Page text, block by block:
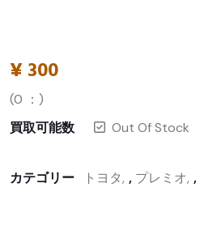
¥ 300
(0 ：)
買取可能数
Out Of Stock
カテゴリー トヨタ , プレミオ ,